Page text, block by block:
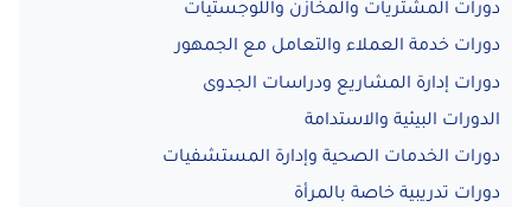
دورات المشتريات والمخازن واللوجستيات
دورات خدمة العملاء والتعامل مع الجمهور
دورات إدارة المشاريع ودراسات الجدوى
الدورات البيئية والاستدامة
دورات الخدمات الصحية وإدارة المستشفيات
دورات تدريبية خاصة بالمرأة